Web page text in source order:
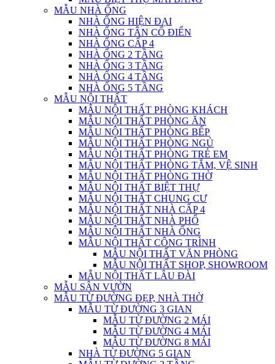
MẪU NHÀ ỐNG
NHÀ ỐNG HIỆN ĐẠI
NHÀ ỐNG TÂN CỔ ĐIỂN
NHÀ ỐNG CẤP 4
NHÀ ỐNG 2 TẦNG
NHÀ ỐNG 3 TẦNG
NHÀ ỐNG 4 TẦNG
NHÀ ỐNG 5 TẦNG
MẪU NỘI THẤT
MẪU NỘI THẤT PHÒNG KHÁCH
MẪU NỘI THẤT PHÒNG ĂN
MẪU NỘI THẤT PHÒNG BẾP
MẪU NỘI THẤT PHÒNG NGỦ
MẪU NỘI THẤT PHÒNG TRẺ EM
MẪU NỘI THẤT PHÒNG TẮM, VỆ SINH
MẪU NỘI THẤT PHÒNG THỜ
MẪU NỘI THẤT BIỆT THỰ
MẪU NỘI THẤT CHUNG CƯ
MẪU NỘI THẤT NHÀ CẤP 4
MẪU NỘI THẤT NHÀ PHỐ
MẪU NỘI THẤT NHÀ ỐNG
MẪU NỘI THẤT CÔNG TRÌNH
MẪU NỘI THẤT VĂN PHÒNG
MẪU NỘI THẤT SHOP, SHOWROOM
MẪU NỘI THẤT LÂU ĐÀI
MẪU SÂN VƯỜN
MẪU TỪ ĐƯỜNG ĐẸP, NHÀ THỜ
MẪU TỪ ĐƯỜNG 3 GIAN
MẪU TỪ ĐƯỜNG 2 MÁI
MẪU TỪ ĐƯỜNG 4 MÁI
MẪU TỪ ĐƯỜNG 8 MÁI
NHÀ TỪ ĐƯỜNG 5 GIAN